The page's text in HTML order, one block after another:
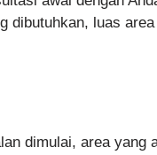
dibutuhkan, luas
dimulai, area